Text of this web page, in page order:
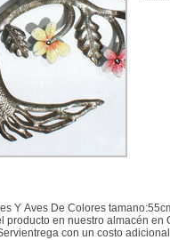
Y Aves De Colores
producto en nuestro almacén
con un costo